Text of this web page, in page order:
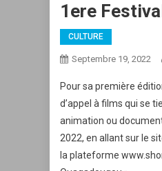
1ere
CULTURE
Septembre 19, 2022
Pour sa première
d’appel à films qui se
animation ou
2022, en allant sur le
la plateforme